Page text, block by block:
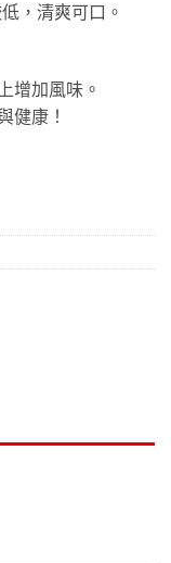
，清爽可口。
增加風味。
健康！